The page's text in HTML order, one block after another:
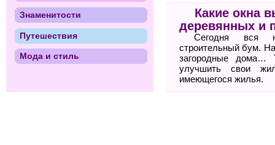
Какие окна
деревянных и
Сегодня вся
строительный бум.
загородные дома…
улучшить свои
имеющегося жилья.
Знаменитости
Путешествия
Мода и стиль